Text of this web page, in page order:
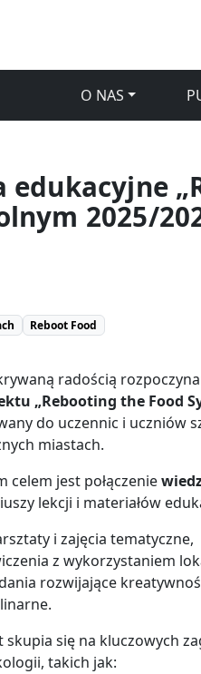
O NAS
edukacyjne
2025/
Reboot Food
radością
„Rebooting the Food
do uczennic i uczniów
miastach.
celem jest połączenie
lekcji i materiałów
i zajęcia tematyczne,
z wykorzystaniem
rozwijające
skupia się na kluczowych
takich jak: